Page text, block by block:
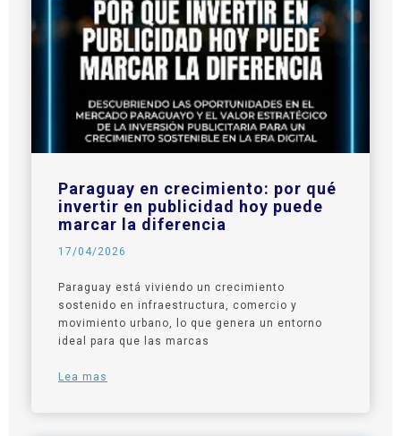
Paraguay en crecimiento: por qué
invertir en publicidad hoy puede
marcar la diferencia
17/04/2026
Paraguay está viviendo un crecimiento
sostenido en infraestructura, comercio y
movimiento urbano, lo que genera un entorno
ideal para que las marcas
Lea mas